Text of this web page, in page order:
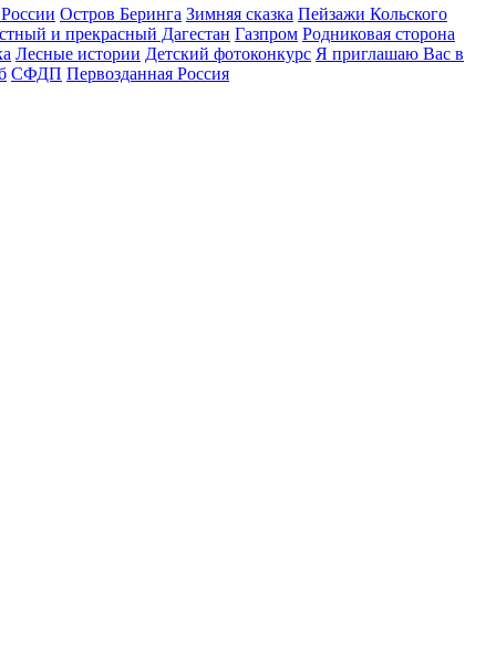
Остров Беринга Зимняя сказка Пейзажи Кольского
и прекрасный Дагестан Газпром Родниковая сторона
Лесные истории Детский фотоконкурс Я приглашаю Вас в
СФДП Первозданная Россия